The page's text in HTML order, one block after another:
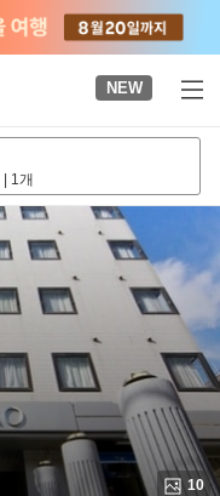
NEW
| 1개
10